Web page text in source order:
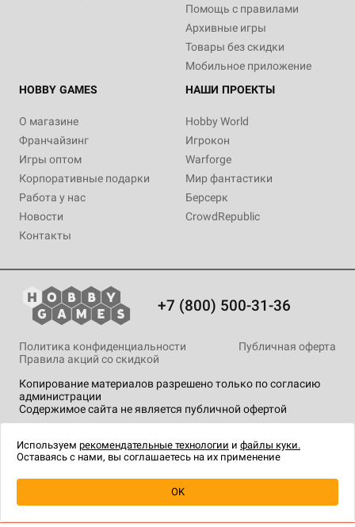
Уведомить о наличии
Помощь с правилами
Архивные игры
Товары без скидки
Мобильное приложение
HOBBY GAMES
О магазине
Франчайзинг
Игры оптом
Корпоративные подарки
Работа у нас
Новости
Контакты
НАШИ ПРОЕКТЫ
Hobby World
Игрокон
Warforge
Мир фантастики
Берсерк
CrowdRepublic
+7 (800) 500-31-36
Копирование материалов разрешено только по согласию
администрации
Содержимое сайта не является публичной офертой
Политика конфиденциальности
Публичная оферта
Правила акций со скидкой
технологии.
Используем рекомендательные технологии и файлы куки.
Оставаясь с нами, вы соглашаетесь на их применение
OK